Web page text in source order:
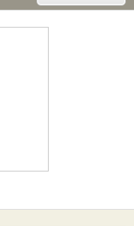
から
ら